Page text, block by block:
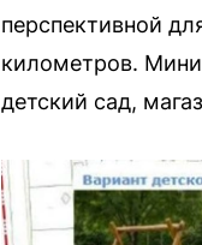
перспективной
километров.
детский сад,